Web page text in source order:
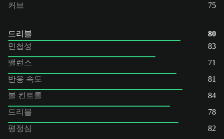
커브
75
드리블
80
민첩성
83
밸런스
71
반응 속도
81
볼 컨트롤
84
드리블
78
평정심
82